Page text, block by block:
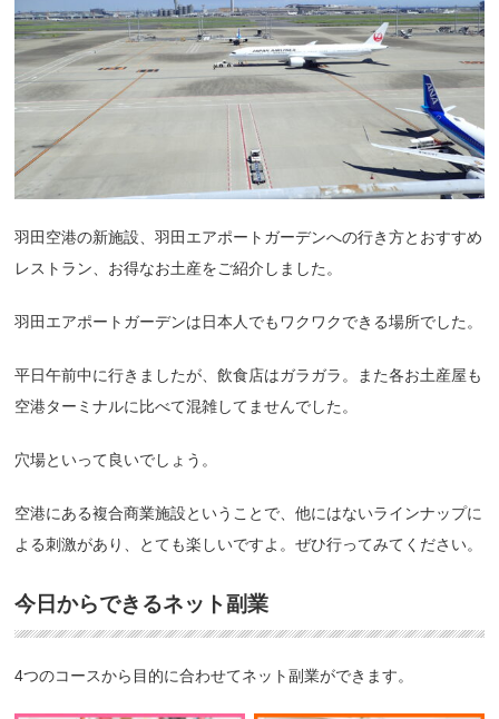
羽田空港の新施設、羽田エアポートガーデンへの行き方とおすすめ
レストラン、お得なお土産をご紹介しました。
羽田エアポートガーデンは日本人でもワクワクできる場所でした。
平日午前中に行きましたが、飲食店はガラガラ。また各お土産屋も
空港ターミナルに比べて混雑してませんでした。
穴場といって良いでしょう。
空港にある複合商業施設ということで、他にはないラインナップに
よる刺激があり、とても楽しいですよ。ぜひ行ってみてください。
今日からできるネット副業
4つのコースから目的に合わせてネット副業ができます。